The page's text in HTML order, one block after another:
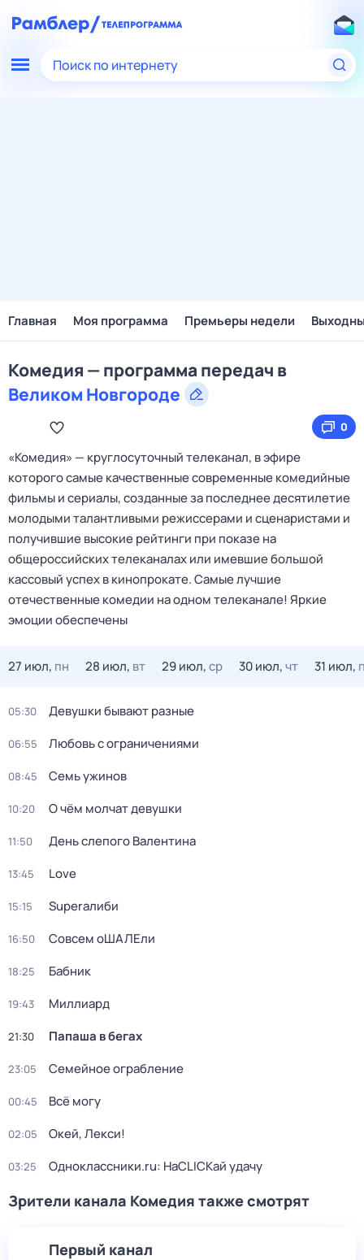
Поиск по интернету
Главная Моя программа Премьеры недели
Комедия — программа передач в
Великом Новгороде
0
«Комедия» — круглосуточный телеканал, в эфире
которого самые качественные современные комедийные
фильмы и сериалы, созданные за последнее десятилетие
молодыми талантливыми режиссерами и сценаристами и
получившие высокие рейтинги при показе на
общероссийских телеканалах или имевшие большой
кассовый успех в кинопрокате. Самые лучшие
отечественные комедии на одном телеканале! Яркие
эмоции обеспечены
27 июл, пн 28 июл, вт 29 июл,ср 30 июл,чт 31 июл,
05:30 Девушки бывают разные
06:55 Любовь с ограничениями
08:45 Семь ужинов
10:20 О чём молчат девушки
11:50 День слепого Валентина
13:45 Love
15:15 Superалиби
16:50 Совсем оШАЛЕли
18:25 Бабник
19:43 Миллиард
21:30 Папаша в бегах
23:05 Семейное ограбление
00:45 Всё могу
02:05 Окей, Лекси!
03:25 Одноклассники.ru: НаCLICKай удачу
Зрители канала Комедия также смотрят
Первый канал